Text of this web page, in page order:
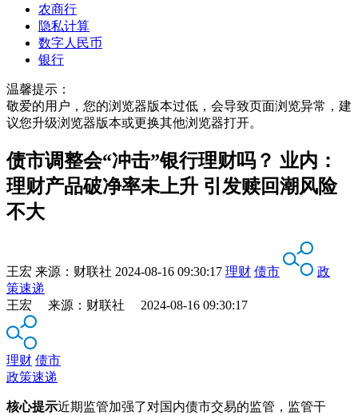
农商行
隐私计算
数字人民币
银行
温馨提示：
敬爱的用户，您的浏览器版本过低，会导致页面浏览异常，建
议您升级浏览器版本或更换其他浏览器打开。
债市调整会“冲击”银行理财吗？ 业内：
理财产品破净率未上升 引发赎回潮风险
不大
王宏 来源： 财联社 2024-08-16 09:30:17 理财 债市
政
策速递
王宏 来源：财联社 2024-08-16 09:30:17
理财 债市
政策速递
核心提示近期监管加强了对国内债市交易的监管，监管干